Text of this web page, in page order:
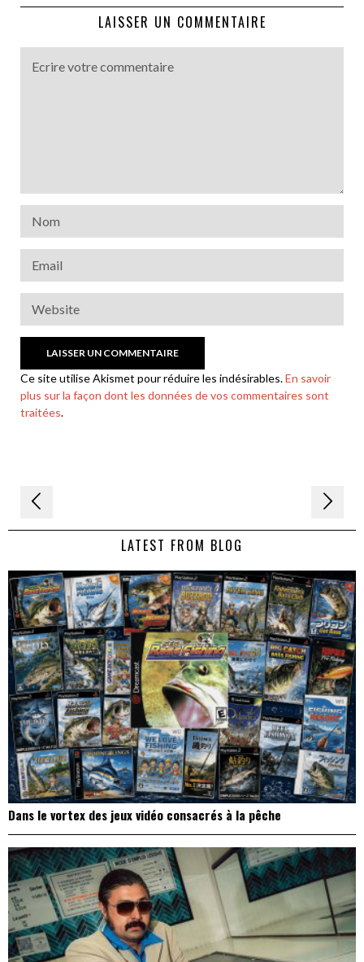
LAISSER UN COMMENTAIRE
Ce site utilise Akismet pour réduire les indésirables.En savoir
plus sur la façon dont les données de vos commentaires sont
traitées.
Navigation
de LATEST FROM BLOG
Dans le vortex des jeux vidéo consacrés à la pêche